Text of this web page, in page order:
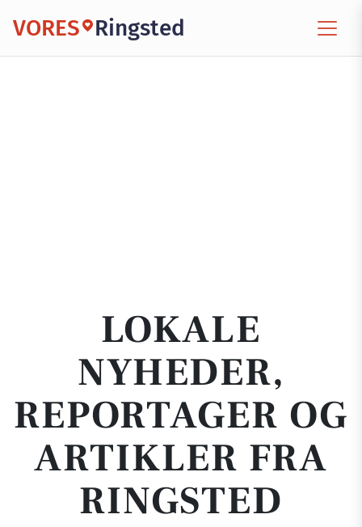
VORES Ringsted
LOKALE
NYHEDER,
REPORTAGER OG
ARTIKLER FRA
RINGSTED